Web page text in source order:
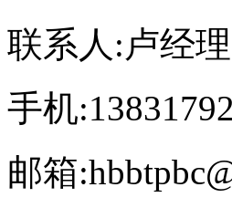
联系人:卢经理
手机
邮箱